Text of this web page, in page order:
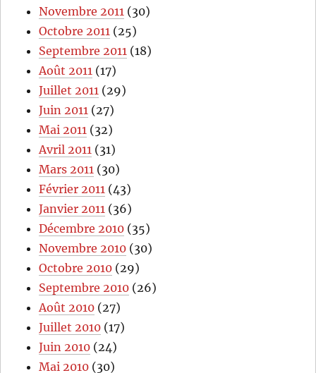
Novembre 2011 (30)
Octobre 2011 (25)
Septembre 2011 (18)
Août 2011 (17)
Juillet 2011 (29)
Juin 2011 (27)
Mai 2011 (32)
Avril 2011 (31)
Mars 2011 (30)
Février 2011 (43)
Janvier 2011 (36)
Décembre 2010 (35)
Novembre 2010 (30)
Octobre 2010 (29)
Septembre 2010 (26)
Août 2010 (27)
Juillet 2010 (17)
Juin 2010 (24)
Mai 2010 (30)